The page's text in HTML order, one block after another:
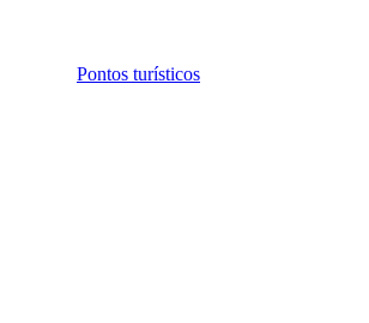
Pontos turísticos